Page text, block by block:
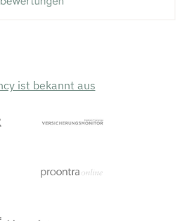
ist bekannt aus